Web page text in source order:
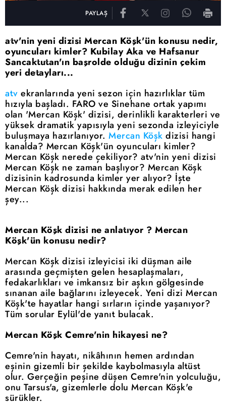
PAYLAŞ
atv'nin yeni dizisi Mercan Köşk'ün konusu nedir,
oyuncuları kimler? Kubilay Aka ve Hafsanur
Sancaktutan'ın başrolde olduğu dizinin çekim
yeri detayları...
atv ekranlarında yeni sezon için hazırlıklar tüm
hızıyla başladı. FARO ve Sinehane ortak yapımı
olan 'Mercan Köşk' dizisi, derinlikli karakterleri ve
yüksek dramatik yapısıyla yeni sezonda izleyiciyle
buluşmaya hazırlanıyor. Mercan Köşk dizisi hangi
kanalda? Mercan Köşk'ün oyuncuları kimler?
Mercan Köşk nerede çekiliyor? atv'nin yeni dizisi
Mercan Köşk ne zaman başlıyor? Mercan Köşk
dizisinin kadrosunda kimler yer alıyor? İşte
Mercan Köşk dizisi hakkında merak edilen her
şey...
Mercan Köşk dizisi ne anlatıyor ? Mercan
Köşk'ün konusu nedir?
Mercan Köşk dizisi izleyicisi iki düşman aile
arasında geçmişten gelen hesaplaşmaları,
fedakarlıkları ve imkansız bir aşkın gölgesinde
sınanan aile bağlarını izleyecek. Yeni dizi Mercan
Köşk'te hayatlar hangi sırların içinde yaşanıyor?
Tüm sorular Eylül'de yanıt bulacak.
Mercan Köşk Cemre'nin hikayesi ne?
Cemre'nin hayatı, nikâhının hemen ardından
eşinin gizemli bir şekilde kaybolmasıyla altüst
olur. Gerçeğin peşine düşen Cemre'nin yolculuğu,
onu Tarsus'a, gizemlerle dolu Mercan Köşk'e
sürükler.